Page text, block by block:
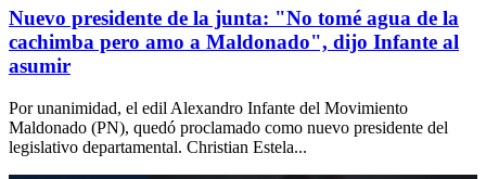
Nuevo presidente de la junta: "No tomé agua de la
cachimba pero amo a Maldonado", dijo Infante al
asumir
Por unanimidad, el edil Alexandro Infante del Movimiento
Maldonado (PN), quedó proclamado como nuevo presidente del
legislativo departamental. Christian Estela...